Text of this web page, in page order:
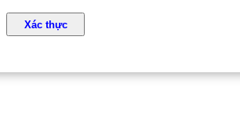
Xác thực